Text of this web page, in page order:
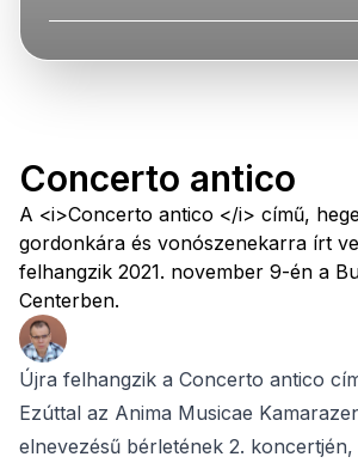
Concerto antico
A <i>Concerto antico </i> című,
gordonkára és vonószenekarra írt
felhangzik 2021. november 9-én a
Centerben.
Újra felhangzik a Concerto antico
Ezúttal az Anima Musicae
elnevezésű bérletének 2.